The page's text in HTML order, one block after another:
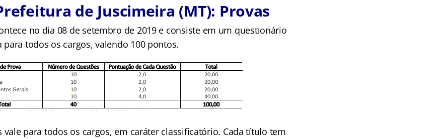
de Juscimeira (MT): Provas
no dia 08 de setembro de 2019 e consiste em um questionário
todos os cargos, valendo 100 pontos.
vale para todos os cargos, em caráter classificatório. Cada título tem